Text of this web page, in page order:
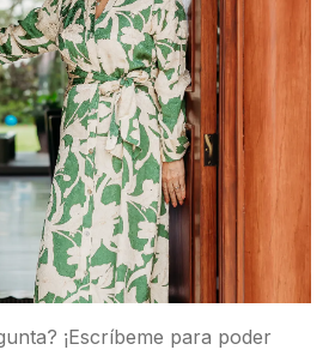
¡Escríbeme para poder